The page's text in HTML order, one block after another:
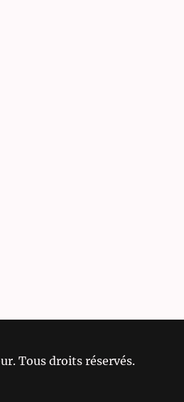
Tous droits réservés.